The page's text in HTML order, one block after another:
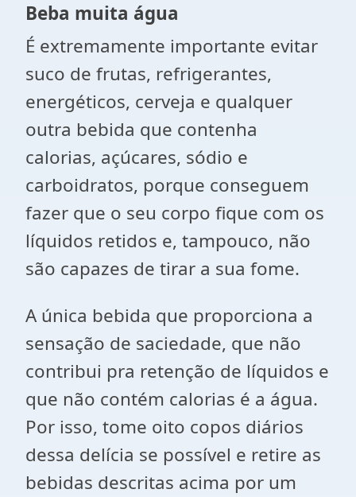
Beba muita água
É extremamente importante evitar
suco de frutas, refrigerantes,
energéticos, cerveja e qualquer
outra bebida que contenha
calorias, açúcares, sódio e
carboidratos, porque conseguem
fazer que o seu corpo fique com os
líquidos retidos e, tampouco, não
são capazes de tirar a sua fome.
A única bebida que proporciona a
sensação de saciedade, que não
contribui pra retenção de líquidos e
que não contém calorias é a água.
Por isso, tome oito copos diários
dessa delícia se possível e retire as
bebidas descritas acima por um